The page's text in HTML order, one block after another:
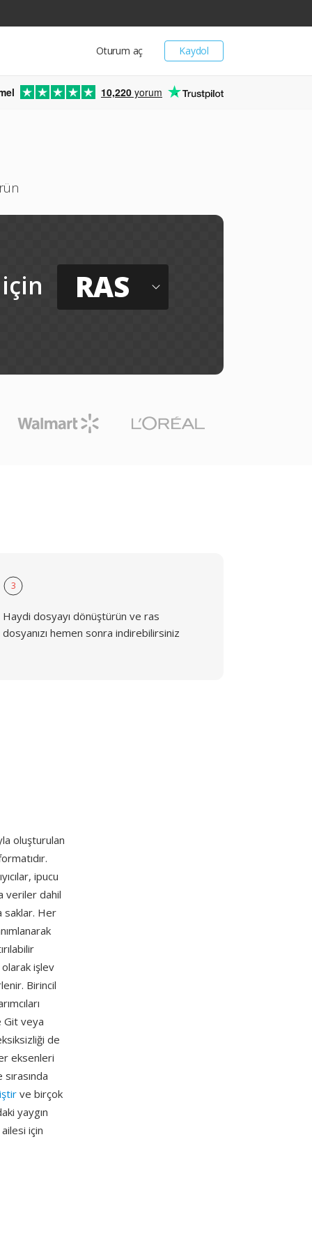
Kaydol
Oturum aç
10,220 yorum
için RAS
3
Haydi dosyayı dönüştürün ve ras
dosyanızı hemen sonra indirebilirsiniz
oluşturulan
ipucu
veriler dahil
saklar. Her
olarak işlev
Birincil
Git veya
de
eksenleri
ve birçok
yaygın
için